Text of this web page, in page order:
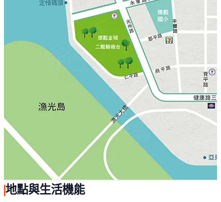
地點與生活機能